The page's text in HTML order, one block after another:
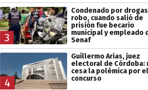
3
Condenado por
robo, cuando salió de
prisión fue becario
municipal y empleado
Senaf
4
Guillermo Arias, juez
electoral de Córdoba:
cesa la polémica por el
concurso